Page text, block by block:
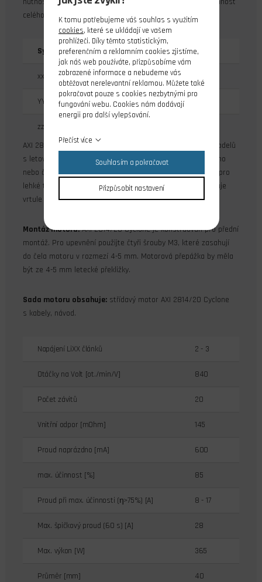
celého pohonu.
Systém označování motorů: AXI xxYY/zz
xx - průměr statoru v mm
YY - délka statoru v mm
zz - počet závitů
AXI 2814/20 Cyclone je střídavý motor učený pro pohon modelů
s letovou hmotností do 1900 g s napájením ze tříčlánkového
nebo čtyřčlánkového akumulátoru Li-poly. Výborně se hodí pro
lehké termické větroně do 2500 mm – modely, jímž vyhovuje
vrtule o velkém průměru s nízkými otáčkami.
Montáž motoru:AXI 2814/20 Cyclone je konstruován pro přední
montáž. Pro upevnění použijte čtyři šrouby M3, které zasahují
do čela motoru v rozmezí 4-5 mm. Motorová přepážka by měla
být ze 4-5 mm letecké překližky.
Sada motoru obsahuje:střídavý motor AXI 2814/20 Cyclone
s kabely, návod.
Napájení LiXX článků 2 - 3
Otáčky na Volt [ot./min/V] 840
Počet závitů 20
Vnitřní odpor [mOhm] 145
Proud naprázdno [mA] 600
max. účinnost [%] 85
Proud při max. účinnosti (η>75%) [A] 8 - 17
Max. špičkový proud (60 s) [A] 28
Max. výkon [W] 365
Průměr [mm] 40
K tomu potřebujeme váš souhlas s využitím
cookies, které se ukládají ve vašem
prohlížeči. Díky těmto statistickým,
preferenčním a reklamním cookies zjistíme,
jak náš web používáte, přizpůsobíme vám
zobrazené informace a nebudeme vás
obtěžovat nerelevantní reklamou. Můžete také
pokračovat pouze s cookies nezbytnými pro
fungování webu. Cookies nám dodávají
energii pro další vylepšování.
Přečíst více
Souhlasím a pokračovat
Přizpůsobit nastavení